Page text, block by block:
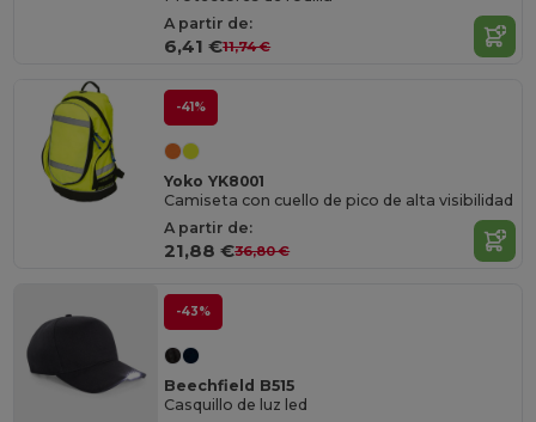
A partir de:
6,41 €11,74 €
-41%
Yoko YK8001
Camiseta con cuello de pico de alta visibilidad
A partir de:
21,88 €36,80 €
-43%
Beechfield B515
Casquillo de luz led